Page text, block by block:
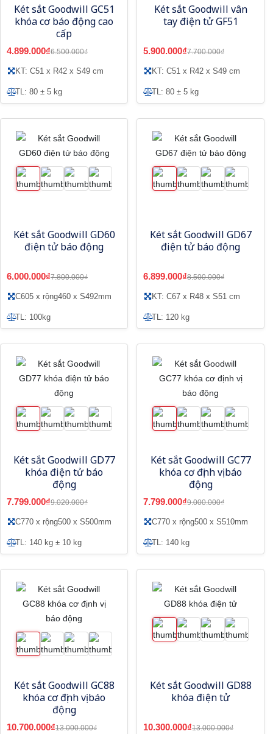
Két sắt Goodwill GC51
khóa cơ báo động cao
cấp
4.899.000₫6.500.000₫
KT: C51 x R42 x S49 cm
TL: 80 ± 5 kg
Két sắt Goodwill vân
tay điện tử GF51
5.900.000₫7.700.000₫
KT: C51 x R42 x S49 cm
TL: 80 ± 5 kg
Két sắt Goodwill GD60
điện tử báo động
6.000.000₫7.800.000₫
C605 x rộng460 x S492mm
TL: 100kg
Két sắt Goodwill GD67
điện tử báo động
6.899.000₫8.500.000₫
KT: C67 x R48 x S51 cm
TL: 120 kg
Két sắt Goodwill GD77
khóa điện tử báo
động
7.799.000₫9.020.000₫
C770 x rộng500 x S500mm
TL: 140 kg ± 10 kg
Két sắt Goodwill GC77
khóa cơ định vị báo
động
7.799.000₫9.000.000₫
C770 x rộng500 x S510mm
TL: 140 kg
Két sắt Goodwill GC88
khóa cơ định vị báo
động
10.700.000₫13.000.000₫
Két sắt Goodwill GD88
khóa điện tử
10.300.000₫13.000.000₫